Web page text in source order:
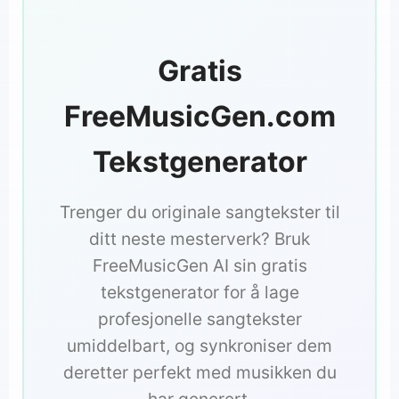
Gratis
FreeMusicGen.com
Tekstgenerator
Trenger du originale sangtekster til
ditt neste mesterverk? Bruk
FreeMusicGen AI sin gratis
tekstgenerator for å lage
profesjonelle sangtekster
umiddelbart, og synkroniser dem
deretter perfekt med musikken du